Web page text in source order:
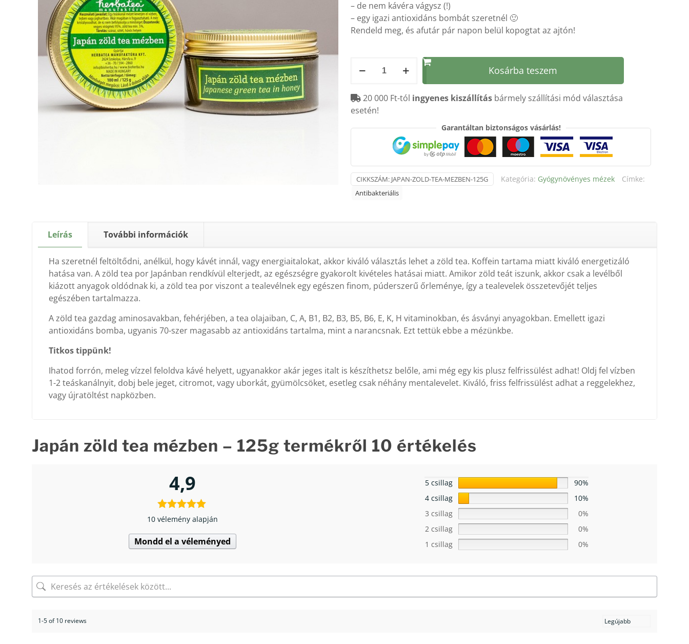
– de nem kávéra vágysz (!)
– egy igazi antioxidáns bombát szeretnél 🙂
Rendeld meg, és afutár pár napon belül kopogtat az ajtón!
zöld
mézben
-
Kosárba teszem
20 000 Ft-tól ingyenes kiszállítás bármely szállítási mód választása
esetén!
Garantáltan biztonságos vásárlás!
CIKKSZÁM: JAPAN-ZOLD-TEA-MEZBEN-125G Kategória: Gyógynövényes mézek Címke:
Antibakteriális
Leírás További információk
Ha szeretnél feltöltődni, anélkül, hogy kávét innál, vagy energiaitalokat, akkor kiváló választás lehet a zöld tea. Koffein tartama miatt kiváló energetizáló
hatása van. A zöld tea por Japánban rendkívül elterjedt, az egészségre gyakorolt kivételes hatásai miatt. Amikor zöld teát iszunk, akkor csak a levélből
kiázott anyagok oldódnak ki, a zöld tea por viszont a tealevélnek egy egészen finom, púderszerű őrleménye, így a tealevelek összetevőjét teljes
egészében tartalmazza.
A zöld tea gazdag aminosavakban, fehérjében, a tea olajaiban, C, A, B1, B2, B3, B5, B6, E, K, H vitaminokban, és ásványi anyagokban. Emellett igazi
antioxidáns bomba, ugyanis 70-szer magasabb az antioxidáns tartalma, mint a narancsnak. Ezt tettük ebbe a mézünkbe.
Titkos tippünk!
Ihatod forrón, meleg vízzel feloldva kávé helyett, ugyanakkor akár jeges italt is készíthetsz belőle, ami még egy kis plusz felfrissülést adhat! Oldj fel vízben
1-2 teáskanálnyit, dobj bele jeget, citromot, vagy uborkát, gyümölcsöket, esetleg csak néhány mentalevelet. Kiváló, friss felfrissülést adhat a reggelekhez,
vagy újratöltést napközben.
Japán zöld tea mézben – 125g termékről 10 értékelés
4,9
10 vélemény alapján
Mondd el a véleményed
5 csillag
90%
4 csillag
10%
3 csillag
0%
2 csillag
0%
1 csillag
0%
1-5 of 10 reviews